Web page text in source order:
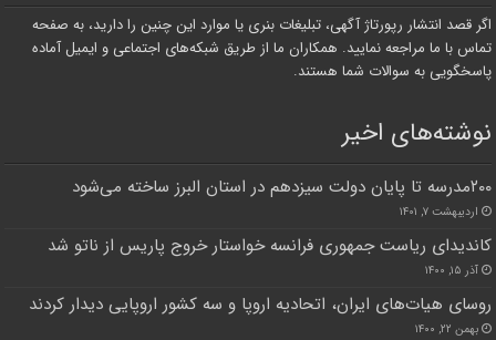
اگر قصد انتشار رپورتاژ آگهی، تبلیغات بنری یا موارد این چنین را دارید، به صفحه
تماس با ما مراجعه نمایید. همکاران ما از طریق شبکه‌های اجتماعی و ایمیل آماده
پاسخگویی به سوالات شما هستند.
نوشته‌های اخیر
۲۰۰مدرسه تا پایان دولت سیزدهم در استان البرز ساخته می‌شود
اردیبهشت ۷, ۱۴۰۱
کاندیدای ریاست جمهوری فرانسه خواستار خروج پاریس از ناتو شد
آذر ۱۵, ۱۴۰۰
روسای هیات‌های ایران، اتحادیه اروپا و سه کشور اروپایی دیدار کردند
بهمن ۲۲, ۱۴۰۰